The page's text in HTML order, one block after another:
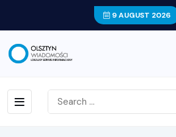
9 AUGUST 2026